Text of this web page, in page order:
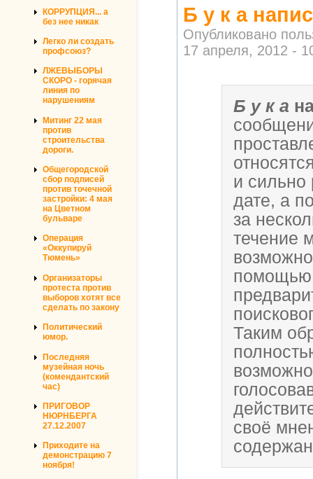
КОРРУПЦИЯ... а
без нее никак
Легко ли создать
профсоюз?
ЛЖЕВЫБОРЫ
СКОРО - горячая
линия по
нарушениям
Митинг 22 мая
против
строительства
дороги.
Общегородской
сбор подписей
против точечной
застройки: 4 мая
на Цветном
бульваре
Операция
«Оккупируй
Тюмень»
Организаторы
протеста против
выборов хотят все
сделать по закону
Политический
юмор.
Последняя
музейная ночь
(комендантский
час)
ПРИГОВОР
НЮРНБЕРГА
27.12.2007
Приходите на
демонстрацию 7
ноября!
Б у к а
Опубликовано
17 апреля, 2012 -
Б у к а
и сильно
дате, а
за
течение
помощью
Таким
своё